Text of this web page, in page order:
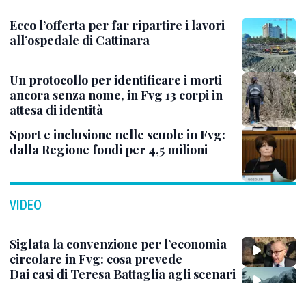
Ecco l’offerta per far ripartire i lavori
all’ospedale di Cattinara
Un protocollo per identificare i morti
ancora senza nome, in Fvg 13 corpi in
attesa di identità
Sport e inclusione nelle scuole in Fvg:
dalla Regione fondi per 4,5 milioni
VIDEO
Siglata la convenzione per l’economia
circolare in Fvg: cosa prevede
Dai casi di Teresa Battaglia agli scenari